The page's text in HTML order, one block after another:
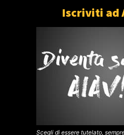
Iscriviti ad
Scegli di essere tutelato,